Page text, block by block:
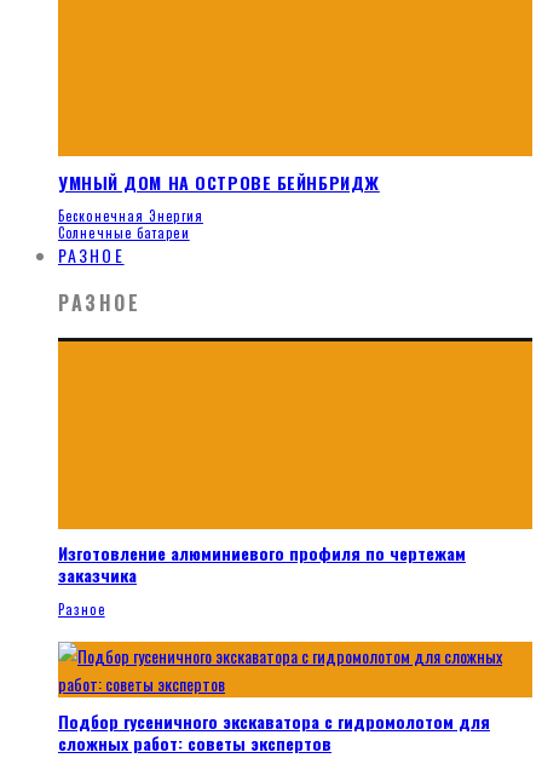
УМНЫЙ ДОМ НА ОСТРОВЕ БЕЙНБРИДЖ
Бесконечная Энергия
Солнечные батареи
РАЗНОЕ
РАЗНОЕ
Изготовление алюминиевого профиля по чертежам
заказчика
Разное
Подбор гусеничного экскаватора с гидромолотом для
сложных работ: советы экспертов